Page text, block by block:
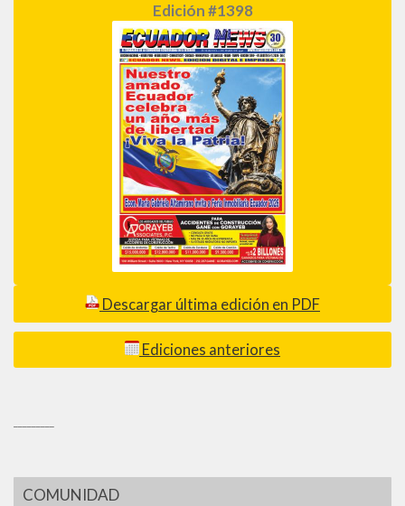
Edición #1398
Descargar última edición en PDF
Ediciones anteriores
COMUNIDAD